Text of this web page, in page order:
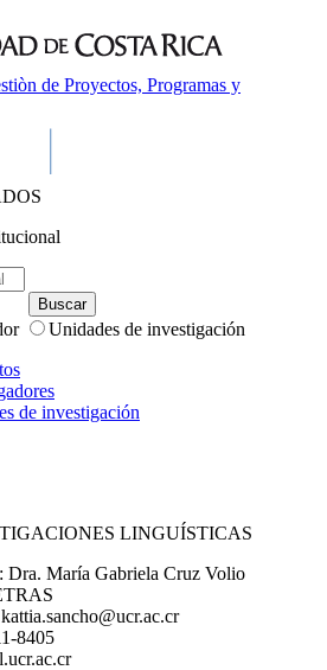
de Proyectos, Programas y
Unidades de investigación
de investigación
LINGUÍSTICAS
Dra. María Gabriela Cruz Volio
kattia.sancho@ucr.ac.cr
8405